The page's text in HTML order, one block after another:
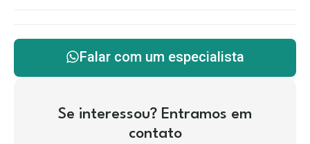
Falar com um especialista
Se interessou? Entramos em
contato